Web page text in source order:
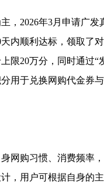
，2026年3月申请广
内顺利达标，领取了
限20万分，同时通过
用于兑换网购代金券
网购习惯、消费频率
，用户可根据自身的